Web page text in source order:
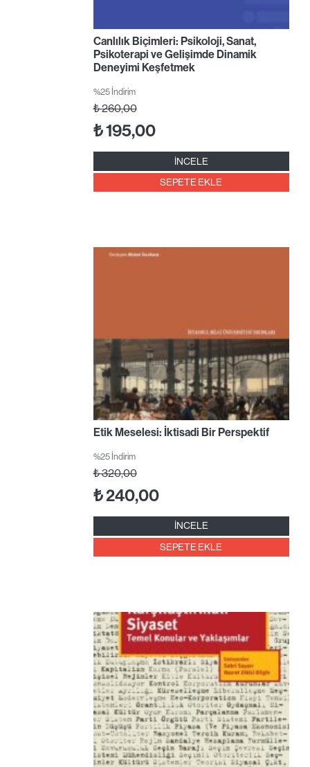
Canlılık Biçimleri: Psikoloji, Sanat,
Psikoterapi ve Gelişimde Dinamik
Deneyimi Keşfetmek
%25 İndirim
₺260,00
₺195,00
İNCELE
SEPETE EKLE
Etik Meselesi: İktisadi Bir Perspektif
%25 İndirim
₺320,00
₺240,00
İNCELE
SEPETE EKLE